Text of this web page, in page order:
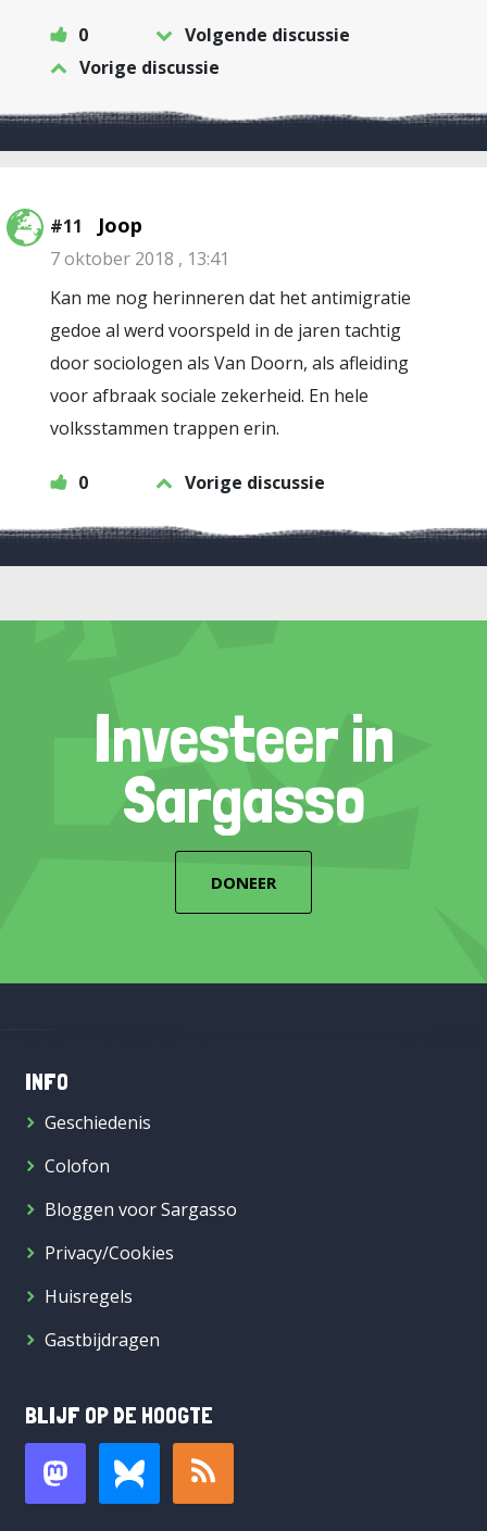
0
Volgende discussie
Vorige discussie
#11 Joop
7 oktober 2018 , 13:41
Kan me nog herinneren dat het antimigratie
gedoe al werd voorspeld in de jaren tachtig
door sociologen als Van Doorn, als afleiding
voor afbraak sociale zekerheid. En hele
volksstammen trappen erin.
0 Vorige discussie
Investeer in
Sargasso
DONEER
INFO
Geschiedenis
Colofon
Bloggen voor Sargasso
Privacy/Cookies
Huisregels
Gastbijdragen
BLIJF OP DE HOOGTE